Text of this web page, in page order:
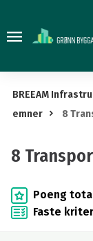
Transport
BREEAM
emner
8
8
Poeng
Faste